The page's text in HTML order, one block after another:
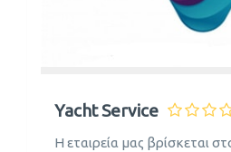
Yacht Service
Η εταιρεία μας βρίσκεται